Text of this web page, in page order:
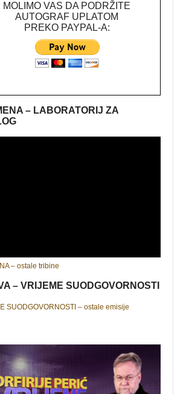
MOLIMO VAS DA PODRŽITE
AUTOGRAF UPLATOM
PREKO PAYPAL-A:
– LABORATORIJ ZA
– ostale tribine
– VRIJEME SUODGOVORNOSTI
SUODGOVORNOSTI – ostale emisije